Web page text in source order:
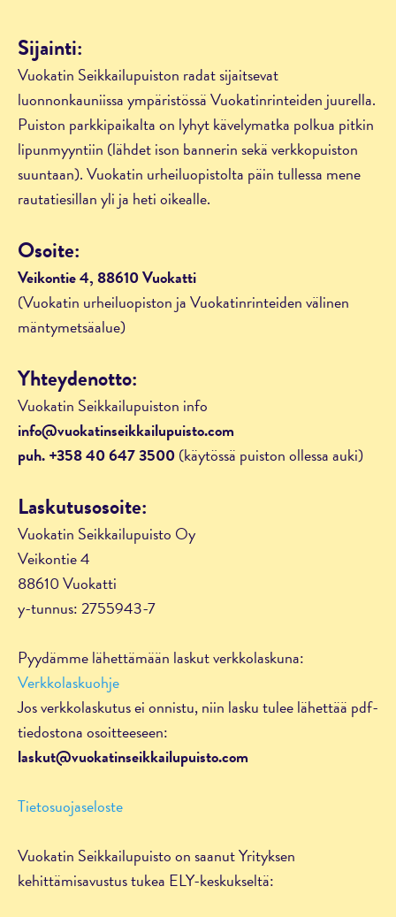
Sijainti:
Vuokatin Seikkailupuiston radat sijaitsevat
luonnonkauniissa ympäristössä Vuokatinrinteiden juurella.
Puiston parkkipaikalta on lyhyt kävelymatka polkua pitkin
lipunmyyntiin (lähdet ison bannerin sekä verkkopuiston
suuntaan). Vuokatin urheiluopistolta päin tullessa mene
rautatiesillan yli ja heti oikealle.
Osoite:
Veikontie 4, 88610 Vuokatti
(Vuokatin urheiluopiston ja Vuokatinrinteiden välinen
mäntymetsäalue)
Yhteydenotto:
Vuokatin Seikkailupuiston info
info@vuokatinseikkailupuisto.com
puh. +358 40 647 3500(käytössä puiston ollessa auki)
Laskutusosoite:
Vuokatin Seikkailupuisto Oy
Veikontie 4
88610 Vuokatti
y-tunnus: 2755943-7
Pyydämme lähettämään laskut verkkolaskuna:
Verkkolaskuohje
Jos verkkolaskutus ei onnistu, niin lasku tulee lähettää pdf-
tiedostona osoitteeseen:
laskut@vuokatinseikkailupuisto.com
Tietosuojaseloste
Vuokatin Seikkailupuisto on saanut Yrityksen
kehittämisavustus tukea ELY-keskukseltä: